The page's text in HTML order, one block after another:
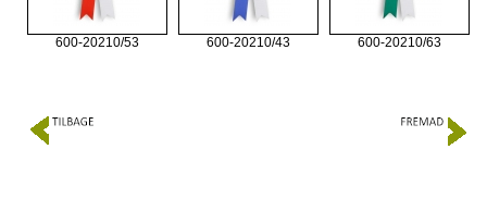
600-20210/53 600-20210/43 600-20210/63